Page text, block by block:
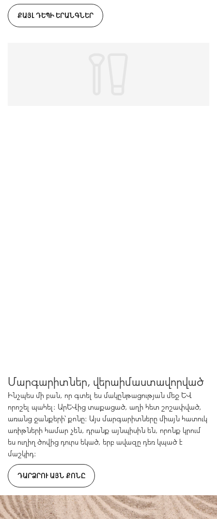
ՔԱՅԼ ԴԵՊԻ ԵՐԱՆԳՆԵՐ
Մարգարիտներ, վերաիմաստավորված
Ինչպես մի բան, որ գտել ես մակընթացության մեջ և
որոշել պահել։ Արևից տաքացած, աղի հետ շոշափված,
առանց ջանքերի՝ քոնը։ Այս մարգարիտները միայն հատուկ
առիթների համար չեն, դրանք այնպիսին են, որոնք կրում
ես ուղիղ ծովից դուրս եկած, երբ ավազը դեռ կպած է
մաշկիդ։
ԴԱՐՁՐՈՒ ԱՅՆ ՔՈՆԸ